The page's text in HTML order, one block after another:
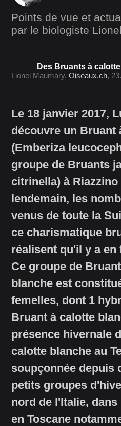
Points de vue et
par le biologiste
Des Bruants à
Lionel Maumary,Oiseaux.ch,
Le 18 janvier 2017,
découvre un Bruant
(Emberiza
groupe de Bruants
citrinella) à Riazzino
lendemain, les
venus de toute la
ce charismatique
réalisent qu'il y a
Ce groupe de
blanche est
femelles, dont 1
Bruant à calotte
présence hivernale
calotte blanche au
soupçonnée depuis
petits groupes
nord de l'Italie,
en Toscane